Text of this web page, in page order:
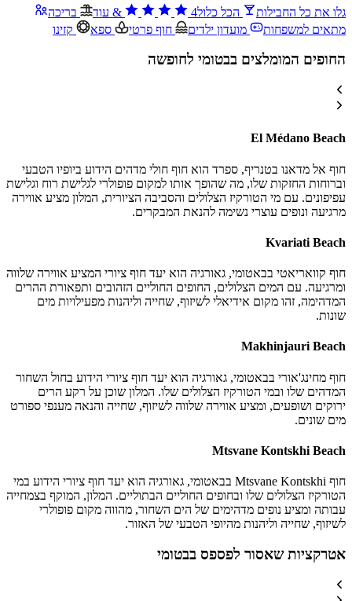
גלו את כל החבילות הכל כלול4
& עוד
בריכה
מתאים למשפחות
מועדון ילדים חוף פרטי ספא קזינו
החופים המומלצים בבטומי לחופשה
El Médano Beach
חוף אל מדאנו בטנריף, ספרד הוא חוף חולי מדהים הידוע ביופיו הטבעי
וברוחות החזקות שלו, מה שהופך אותו למקום פופולרי לגלישת רוח וגלישת
עפיפונים. עם מי הטורקיז הצלולים והסביבה הציורית, המלון מציע אווירה
מרגיעה ונופים עוצרי נשימה להנאת המבקרים.
Kvariati Beach
חוף קוואריאטי בבאטומי, גאורגיה הוא יעד חוף ציורי המציע אווירה שלווה
ומרגיעה. עם המים הצלולים, החופים החוליים הזהובים ותפאורת ההרים
המדהימה, זהו מקום אידיאלי לשיזוף, שחייה וליהנות מפעילויות מים
שונות.
Makhinjauri Beach
חוף מחינג'אורי בבאטומי, גאורגיה הוא יעד חוף ציורי הידוע בחול השחור
המדהים שלו ובמי הטורקיז הצלולים שלו. המלון שוכן על רקע הרים
ירוקים ושופעים, ומציע אווירה שלווה לשיזוף, שחייה והנאה מענפי ספורט
מים שונים.
Mtsvane Kontskhi Beach
חוף Mtsvane Kontskhi בבאטומי, גאורגיה הוא יעד חוף ציורי הידוע במי
הטורקיז הצלולים שלו ובחופים החוליים הבתוליים. המלון, המוקף בצמחייה
עבותה ומציע נופים מדהימים של הים השחור, מהווה מקום פופולרי
לשיזוף, שחייה וליהנות מהיופי הטבעי של האזור.
אטרקציות שאסור לפספס בבטומי